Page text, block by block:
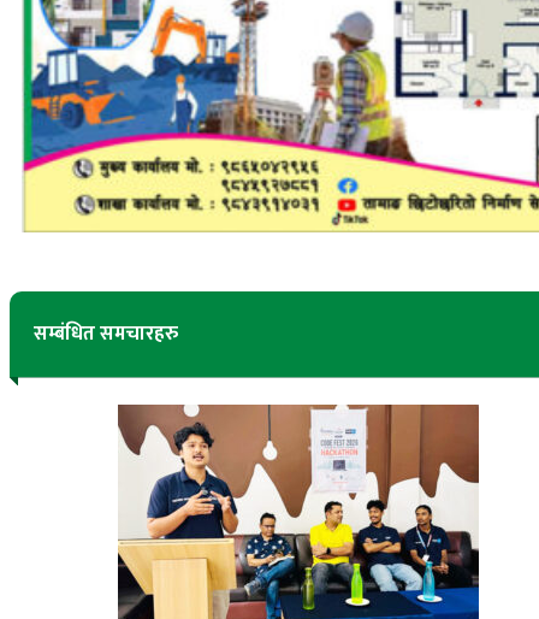
सम्बंधित समचारहरु